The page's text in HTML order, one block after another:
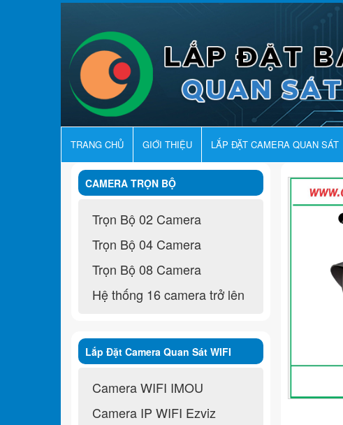
TRANG CHỦ GIỚI THIỆU LẮP ĐẶT CAMERA QUAN SÁT
CAMERA TRỌN BỘ
Trọn Bộ 02 Camera
Trọn Bộ 04 Camera
Trọn Bộ 08 Camera
Hệ thống 16 camera trở lên
Lắp Đặt Camera Quan Sát WIFI
Không Dây
Camera WIFI IMOU
Camera IP WIFI Ezviz